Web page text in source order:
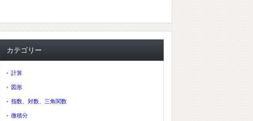
カテゴリー
計算
図形
指数、対数、三角関数
微積分